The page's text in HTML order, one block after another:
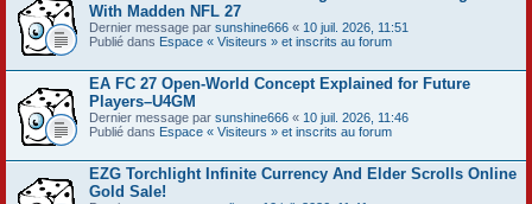
With Madden NFL 27
Dernier message par sunshine666 « 10 juil. 2026, 11:51
Publié dans Espace « Visiteurs » et inscrits au forum
EA FC 27 Open-World Concept Explained for Future
Players–U4GM
Dernier message par sunshine666 « 10 juil. 2026, 11:46
Publié dans Espace « Visiteurs » et inscrits au forum
EZG Torchlight Infinite Currency And Elder Scrolls Online
Gold Sale!